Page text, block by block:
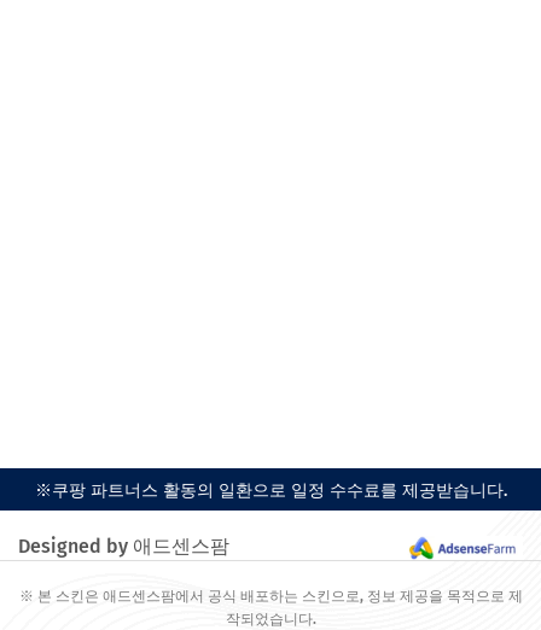
※쿠팡 파트너스 활동의 일환으로 일정 수수료를 제공받습니다.
Designed by 애드센스팜
※ 본 스킨은 애드센스팜에서 공식 배포하는 스킨으로, 정보 제공을 목적으로 제
작되었습니다.